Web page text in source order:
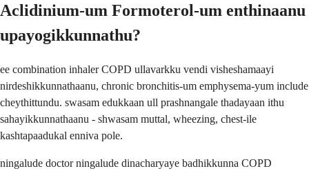
Aclidinium-um Formoterol-um enthinaanu
upayogikkunnathu?
ee combination inhaler COPD ullavarkku vendi visheshamaayi
nirdeshikkunnathaanu, chronic bronchitis-um emphysema-yum include
cheythittundu. swasam edukkaan ull prashnangale thadayaan ithu
sahayikkunnathaanu - shwasam muttal, wheezing, chest-ile
kashtapaadukal enniva pole.
ningalude doctor ningalude dinacharyaye badhikkunna COPD